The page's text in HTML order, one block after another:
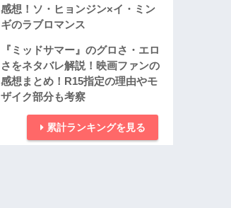
感想！ソ・ヒョンジン×イ・ミン
ギのラブロマンス
『ミッドサマー』のグロさ・エロ
さをネタバレ解説！映画ファンの
感想まとめ！R15指定の理由やモ
ザイク部分も考察
累計ランキングを見る